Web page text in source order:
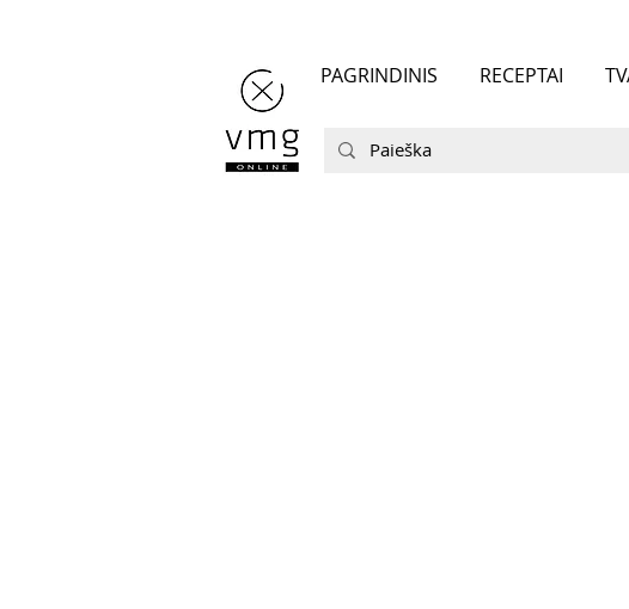
PAGRINDINIS RECEPTAI